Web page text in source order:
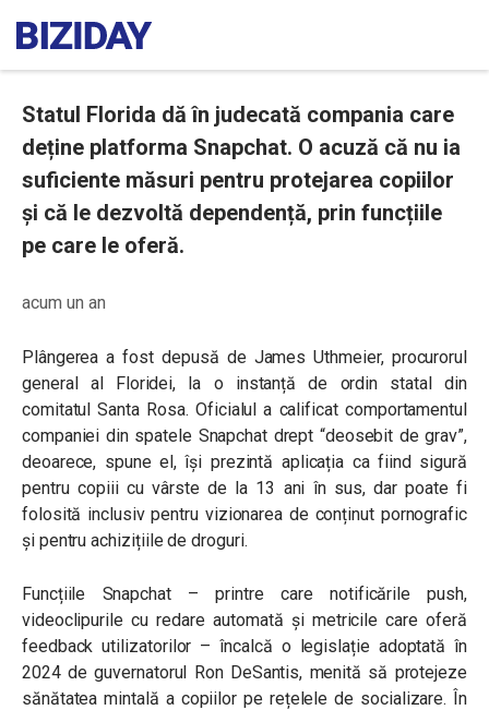
Statul Florida dă în judecată compania care
deține platforma Snapchat. O acuză că nu ia
suficiente măsuri pentru protejarea copiilor
și că le dezvoltă dependență, prin funcțiile
pe care le oferă.
acum un an
Plângerea a fost depusă de James Uthmeier, procurorul
general al Floridei, la o instanță de ordin statal din
comitatul Santa Rosa. Oficialul a calificat comportamentul
companiei din spatele Snapchat drept “deosebit de grav”,
deoarece, spune el, își prezintă aplicația ca fiind sigură
pentru copiii cu vârste de la 13 ani în sus, dar poate fi
folosită inclusiv pentru vizionarea de conținut pornografic
și pentru achizițiile de droguri.
Funcțiile Snapchat – printre care notificările push,
videoclipurile cu redare automată și metricile care oferă
feedback utilizatorilor – încalcă o legislație adoptată în
2024 de guvernatorul Ron DeSantis, menită să protejeze
sănătatea mintală a copiilor pe rețelele de socializare. În